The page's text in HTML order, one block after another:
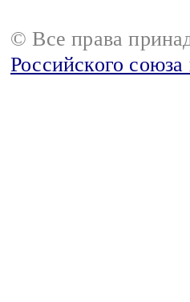
© Все права
Российского союза